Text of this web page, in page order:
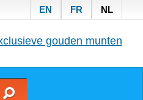
EN FR NL
gouden munten